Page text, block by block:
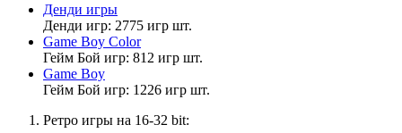
MrDoomBringer
17:43:48
Матвей2014,
ЭТО НЕ ГЛУПАЯ А СЕРЬЕЗНАЯ ПРИЧИНА... ТАКИЕ
ЛЮДИ НЕ ДОСТОЙНЫ СЛОВА ПАЦАН И ДАЖЕ НЕ
ДОСТОЙНЫ СЛОВА МАЛЬЧИК...
Денди игры
Денди игр: 2775 игр шт.
Game Boy Color
Гейм Бой игр: 812 игр шт.
Game Boy
Гейм Бой игр: 1226 игр шт.
Ретро игры на 16-32 bit: